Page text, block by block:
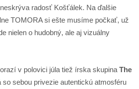
neskrýva radosť Košťálek. Na ďalšie
TOMORA si ešte musíme počkať, už
nielen o hudobný, ale aj vizuálny
v polovici júla tiež írska skupinaThe
so sebou privezie autentickú atmosféru